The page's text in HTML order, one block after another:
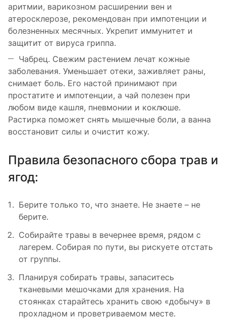
аритмии, варикозном расширении вен и
атеросклерозе, рекомендован при импотенции и
болезненных месячных. Укрепит иммунитет и
защитит от вируса гриппа.
Чабрец. Свежим растением лечат кожные
заболевания. Уменьшает отеки, заживляет раны,
снимает боль. Его настой принимают при
простатите и импотенции, а чай полезен при
любом виде кашля, пневмонии и коклюше.
Растирка поможет снять мышечные боли, а ванна
восстановит силы и очистит кожу.
Правила безопасного сбора трав и
ягод:
Берите только то, что знаете. Не знаете – не
берите.
Собирайте травы в вечернее время, рядом с
лагерем. Собирая по пути, вы рискуете отстать
от группы.
Планируя собирать травы, запаситесь
тканевыми мешочками для хранения. На
стоянках старайтесь хранить свою «добычу» в
прохладном и проветриваемом месте.